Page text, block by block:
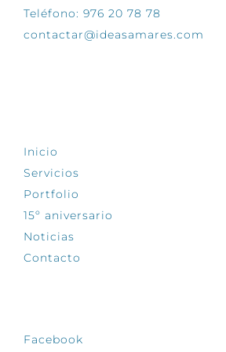
Teléfono: 976 20 78 78
contactar@ideasamares.com
Inicio
Servicios
Portfolio
15º aniversario
Noticias
Contacto
Facebook